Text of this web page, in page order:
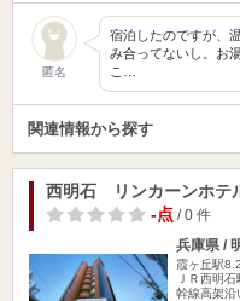
匿名
宿泊したのですが、
み合ってないし。お
こ…
関連情報から探す
西明石 リンカーンホテ
-点/ 0 件
兵庫県 /
霞ヶ丘駅
ＪＲ西明
幹線高架沿